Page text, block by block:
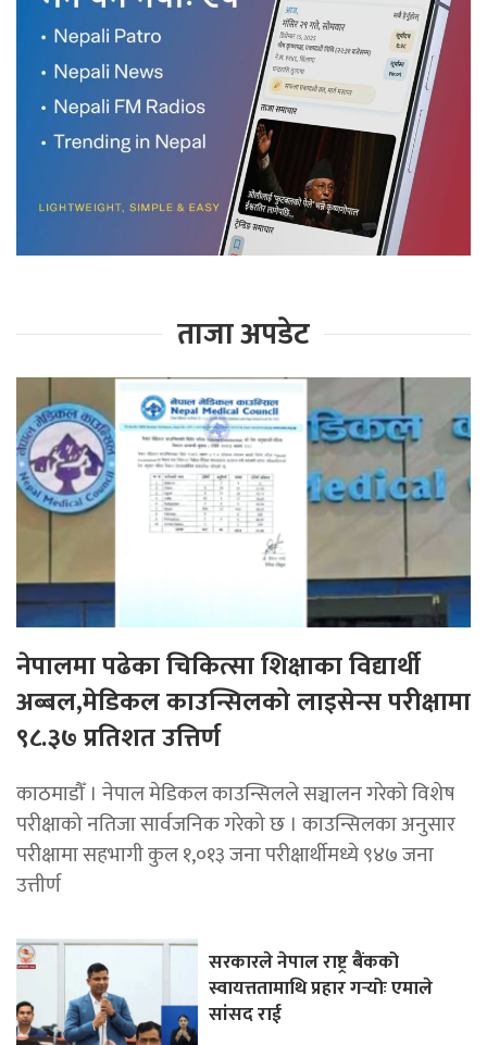
ताजा अपडेट
नेपालमा पढेका चिकित्सा शिक्षाका विद्यार्थी
अब्बल,मेडिकल काउन्सिलको लाइसेन्स परीक्षामा
९८.३७ प्रतिशत उत्तिर्ण
काठमाडौँ । नेपाल मेडिकल काउन्सिलले सञ्चालन गरेको विशेष
परीक्षाको नतिजा सार्वजनिक गरेको छ । काउन्सिलका अनुसार
परीक्षामा सहभागी कुल १,०१३ जना परीक्षार्थीमध्ये ९४७ जना
उत्तीर्ण
सरकारले नेपाल राष्ट्र बैंकको
स्वायत्ततामाथि प्रहार गर्‍योः एमाले
सांसद राई